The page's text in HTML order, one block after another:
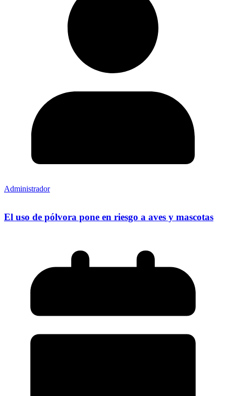
Administrador
El uso de pólvora pone en riesgo a aves y mascotas